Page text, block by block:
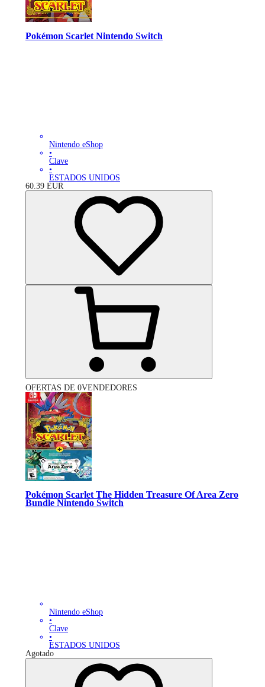
Pokémon Scarlet Nintendo Switch
Nintendo eShop
•
Clave
•
ESTADOS UNIDOS
60.39 EUR
OFERTAS DE 0VENDEDORES
Pokémon Scarlet The Hidden Treasure Of Area Zero
Bundle Nintendo Switch
Nintendo eShop
•
Clave
•
ESTADOS UNIDOS
Agotado